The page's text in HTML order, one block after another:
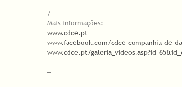
/
Mais informações:
www.cdce.pt
www.facebook.com/cdce-companhia-de-
www.cdce.pt/